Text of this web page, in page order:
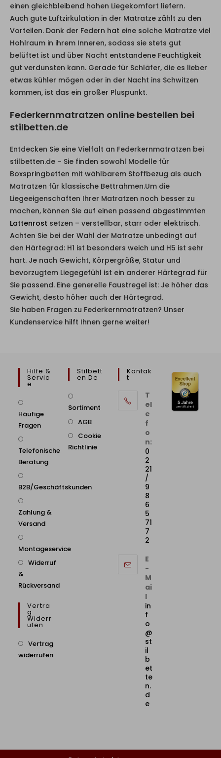
einen gleichbleibend hohen Liegekomfort liefern.
Auch gute Luftzirkulation in der Matratze zählt zu den
Vorteilen. Dank der Federn hat eine solche Matratze viel
Hohlraum in ihrem Inneren, sodass sie stets gut
belüftet ist und über Nacht entstandene Feuchtigkeit
gut verdunsten kann. Gerade für Schläfer, die es lieber
etwas kühler mögen oder in der Nacht ins Schwitzen
kommen, ist das ein großer Pluspunkt.
Federkernmatratzen online bestellen bei
stilbetten.de
Entdecken Sie eine Vielfalt an Federkernmatratzen bei
stilbetten.de – Sie finden sowohl Modelle für
Boxspringbetten mit wählbarem Stoffbezug als auch
Matratzen für klassische Bettrahmen.Um die
Liegeeigenschaften Ihrer Matratzen noch besser zu
machen, können Sie auf einen passend abgestimmten
Lattenrost setzen – verstellbar, starr oder elektrisch.
Achten Sie bei der Wahl der Matratze unbedingt auf
den Härtegrad: H1 ist besonders weich und H5 ist sehr
hart. Je nach Gewicht, Körpergröße, Statur und
bevorzugtem Liegegefühl ist ein anderer Härtegrad für
Sie passend. Eine generelle Faustregel ist: Je höher das
Gewicht, desto höher auch der Härtegrad.
Sie haben Fragen zu Federkernmatratzen? Unser
Kundenservice hilft Ihnen gerne weiter!
Hilfe &
Servic
E
Häufige
Fragen
Telefonische
Beratung
B2B/Geschäftskunden
Zahlung &
Versand
Montageservice
Widerruf
&
Rückversand
Vertra
G
Widerr
Ufen
Vertrag
widerrufen
Stilbett
En.de
Sortiment
AGB
Cookie
Richtlinie
Kontak
T
T
el
e
f
o
n:
0
2
21
/
9
8
6
5
71
7
2
E
-
M
ai
l
in
f
o
@
st
il
b
et
te
n.
d
e